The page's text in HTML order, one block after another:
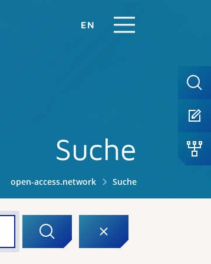
EN
Suche
open-access.network Suche